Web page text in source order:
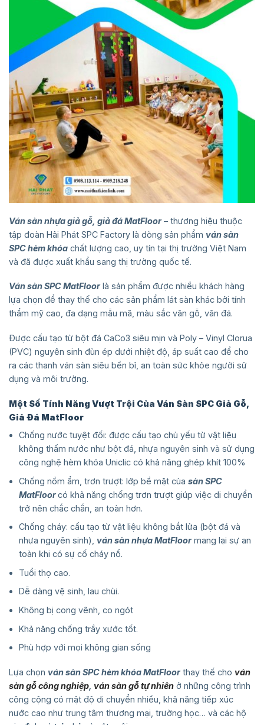
Ván sàn nhựa giả gỗ, giả đá MatFloor– thương hiệu thuộc
tập đoàn Hải Phát SPC Factory là dòng sản phẩm ván sàn
SPC hèm khóa chất lượng cao, uy tín tại thị trường Việt Nam
và đã được xuất khẩu sang thị trường quốc tế.
Ván sàn SPC MatFloorlà sản phẩm được nhiều khách hàng
lựa chọn để thay thế cho các sản phẩm lát sàn khác bởi tính
thẩm mỹ cao, đa dạng mẫu mã, màu sắc vân gỗ, vân đá.
Được cấu tạo từ bột đá CaCo3 siêu mịn và Poly – Vinyl Clorua
(PVC) nguyên sinh đùn ép dưới nhiệt độ, áp suất cao để cho
ra các thanh ván sàn siêu bền bỉ, an toàn sức khỏe người sử
dụng và môi trường.
Một Số Tính Năng Vượt Trội Của Ván Sàn SPC Giả Gỗ,
Giả Đá MatFloor
Chống nước tuyệt đối: được cấu tạo chủ yếu từ vật liệu
không thấm nước như bột đá, nhựa nguyên sinh và sử dụng
công nghệ hèm khóa Uniclic có khả năng ghép khít 100%
Chống nồm ẩm, trơn trượt: lớp bề mặt của sàn SPC
MatFloorcó khả năng chống trơn trượt giúp việc di chuyển
trở nên chắc chắn, an toàn hơn.
Chống cháy: cấu tạo từ vật liệu không bắt lửa (bột đá và
nhựa nguyên sinh), ván sàn nhựa MatFloormang lại sự an
toàn khi có sự cố cháy nổ.
Tuổi thọ cao.
Dễ dàng vệ sinh, lau chùi.
Không bị cong vênh, co ngót
Khả năng chống trầy xước tốt.
Phù hợp với mọi không gian sống
Lựa chọn ván sàn SPC hèm khóa MatFloorthay thế cho ván
sàn gỗ công nghiệp ván sàn gỗ tự nhiên ở những công trình
công cộng có mật độ di chuyển nhiều, khả năng tiếp xúc
nước cao như trung tâm thương mại, trường học… và các hộ